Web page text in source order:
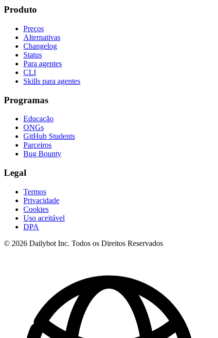
Produto
Preços
Alternativas
Changelog
Status
Para agentes
CLI
Skills para agentes
Programas
Educação
ONGs
GitHub Students
Parceiros
Bug Bounty
Legal
Termos
Privacidade
Cookies
Uso aceitável
DPA
© 2026 Dailybot Inc. Todos os Direitos Reservados